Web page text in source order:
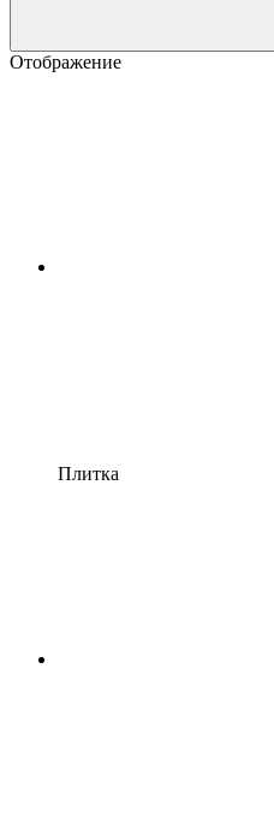
Отображение
Плитка